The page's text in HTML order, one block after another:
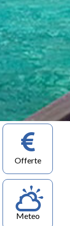
Offerte
Meteo